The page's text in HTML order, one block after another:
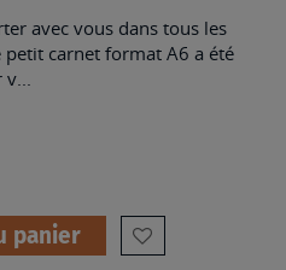
avec vous dans tous les
petit carnet format A6 a été
panier
AJOUTER